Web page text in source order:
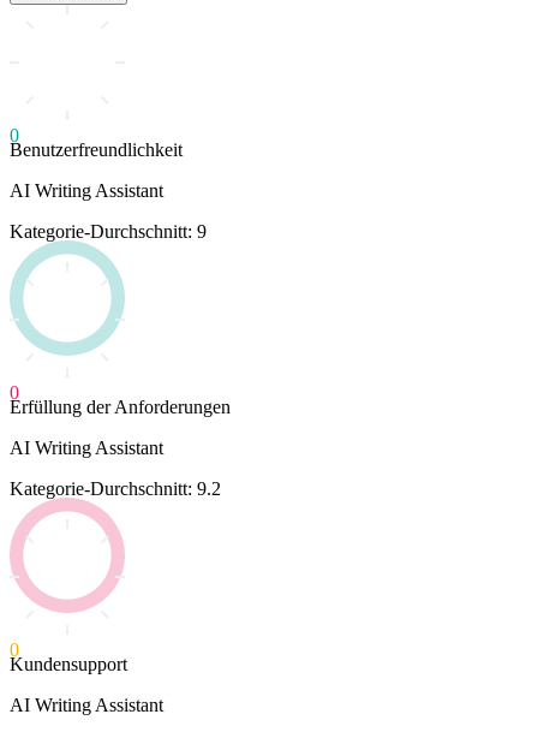
0
Benutzerfreundlichkeit
AI Writing Assistant
Kategorie-Durchschnitt: 9
0
Erfüllung der Anforderungen
AI Writing Assistant
Kategorie-Durchschnitt: 9.2
0
Kundensupport
AI Writing Assistant